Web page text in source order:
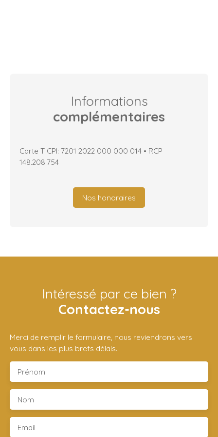
Informations
complémentaires
Carte T CPI: 7201 2022 000 000 014 • RCP
148.208.754
Nos honoraires
Intéressé par ce bien ?
Contactez-nous
Merci de remplir le formulaire, nous reviendrons vers
vous dans les plus brefs délais.
Prénom
Nom
Email